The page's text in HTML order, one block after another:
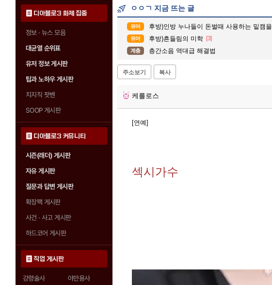
디아블로3 화제 집중
정보 · 뉴스 모음
대균열 순위표
유저 정보 게시판
팁과 노하우 게시판
치지직 팟벤
SOOP 게시판
디아블로3 커뮤니티
시즌(래더) 게시판
자유 게시판
질문과 답변 게시판
확장팩 게시판
사건 · 사고 게시판
하드코어 게시판
직업 게시판
강령술사
야만용사
ㅇㅇㄱ 지금 뜨는 글
유머 후방)인방 누나들이 돈벌때 사용하는 밑캠을 알아보자
유머 후방)흔들림의 미학 [3]
계층 층간소음 역대급 해결법
주소보기 복사
케를로스
[연예]
섹시가수